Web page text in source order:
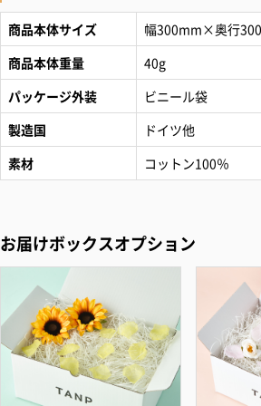
商品本体サイズ
幅300mm×奥行
商品本体重量
40g
パッケージ外装
ビニール袋
製造国
ドイツ他
素材
コットン100％
お届けボックスオプション